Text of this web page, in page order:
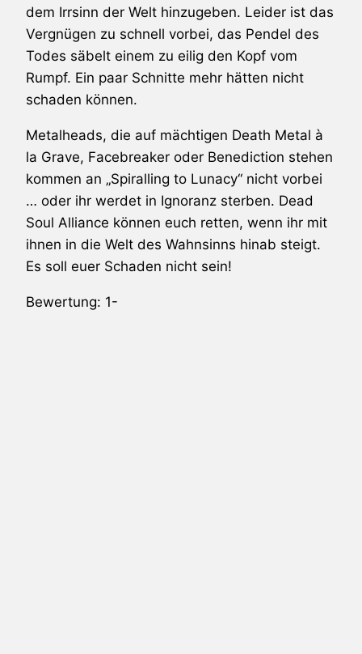
dem Irrsinn der Welt hinzugeben. Leider ist das
Vergnügen zu schnell vorbei, das Pendel des
Todes säbelt einem zu eilig den Kopf vom
Rumpf. Ein paar Schnitte mehr hätten nicht
schaden können.
Metalheads, die auf mächtigen Death Metal à
la Grave, Facebreaker oder Benediction stehen
kommen an „Spiralling to Lunacy“ nicht vorbei
… oder ihr werdet in Ignoranz sterben. Dead
Soul Alliance können euch retten, wenn ihr mit
ihnen in die Welt des Wahnsinns hinab steigt.
Es soll euer Schaden nicht sein!
Bewertung: 1-